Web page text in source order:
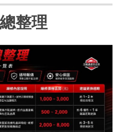
整理